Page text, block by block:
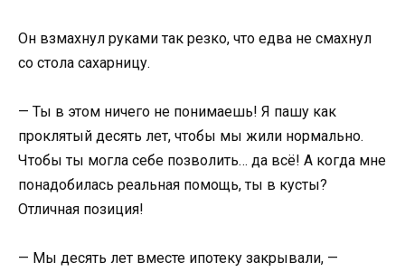
Он взмахнул руками так резко, что едва не смахнул
со стола сахарницу.
— Ты в этом ничего не понимаешь! Я пашу как
проклятый десять лет, чтобы мы жили нормально.
Чтобы ты могла себе позволить… да всё! А когда мне
понадобилась реальная помощь, ты в кусты?
Отличная позиция!
— Мы десять лет вместе ипотеку закрывали, —